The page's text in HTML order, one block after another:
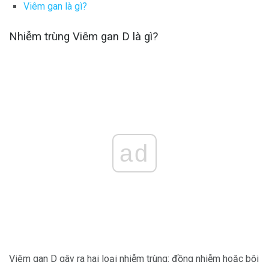
Viêm gan là gì?
Nhiễm trùng Viêm gan D là gì?
ad
Viêm gan D gây ra hai loại nhiễm trùng: đồng nhiễm hoặc bội